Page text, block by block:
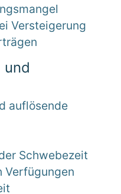
Versteigerung
und
auflösende
Schwebezeit
Verfügungen